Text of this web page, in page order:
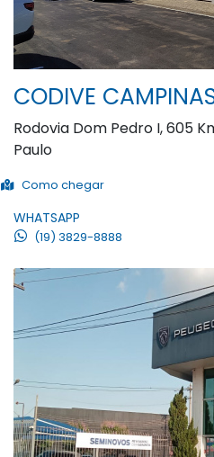
CODIVE
Rodovia Dom Pedro I, 605
Paulo
Como chegar
WHATSAPP
(19) 3829-8888